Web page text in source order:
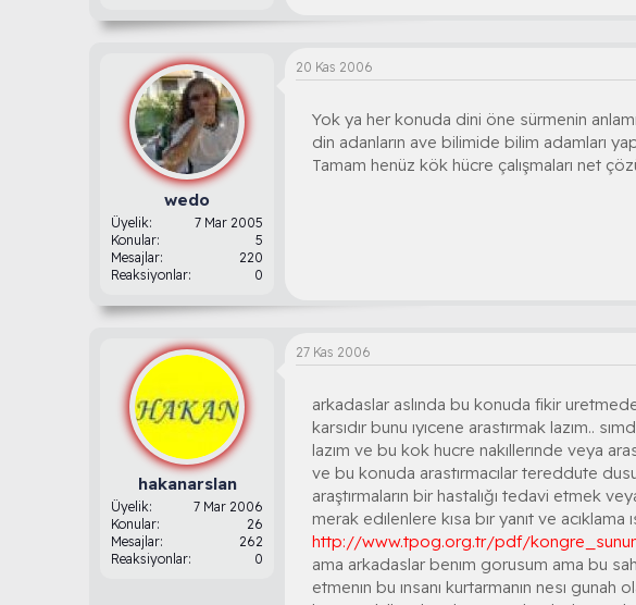
wedo
Üyelik
7 Mar 2005
Konular
5
Mesajlar
220
Reaksiyonlar
0
20 Kas 2006
Yok ya her konuda dini öne sürmenin
din adanların ave bilimide bilim adamları
Tamam henüz kök hücre çalışmaları net
hakanarslan
Üyelik
7 Mar 2006
Konular
26
Mesajlar
262
Reaksiyonlar
0
27 Kas 2006
arkadaslar aslında bu konuda fikir
karsıdır bunu ıyıcene arastırmak lazım..
lazım ve bu kok hucre nakıllerınde veya
ve bu konuda arastırmacılar tereddute
araştırmaların bir hastalığı tedavi etmek
merak edılenlere kısa bır yanıt ve acıklama
http://www.tpog.org.tr/pdf/
ama arkadaslar benım gorusum ama bu
etmenın bu ınsanı kurtarmanın nesı gunah